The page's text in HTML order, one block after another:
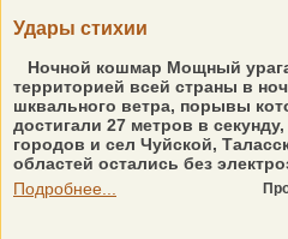
Удары стихии
Ночной кошмар Мощный
территорией всей страны в
шквального ветра, порывы
достигали 27 метров в
городов и сел Чуйской,
областей остались без
Подробнее...